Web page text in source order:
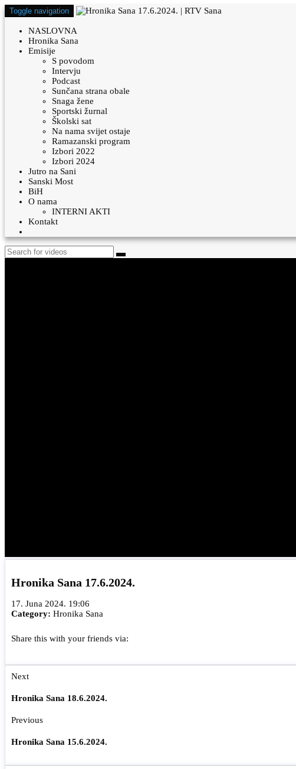
Toggle navigation
NASLOVNA
Hronika Sana
Emisije
S povodom
Intervju
Podcast
Sunčana strana obale
Snaga žene
Sportski žurnal
Školski sat
Na nama svijet ostaje
Ramazanski program
Izbori 2022
Izbori 2024
Jutro na Sani
Sanski Most
BiH
O nama
INTERNI AKTI
Kontakt
Hronika Sana 17.6.2024.
17. Juna 2024. 19:06
Category: Hronika Sana
Share this with your friends via:
Next
Hronika Sana 18.6.2024.
Previous
Hronika Sana 15.6.2024.